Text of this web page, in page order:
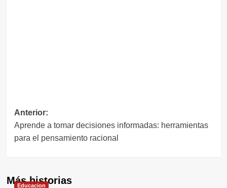
Navegación
de
entradas
Anterior:
Aprende a tomar decisiones informadas: herramientas
para el pensamiento racional
Más historias
Educacion